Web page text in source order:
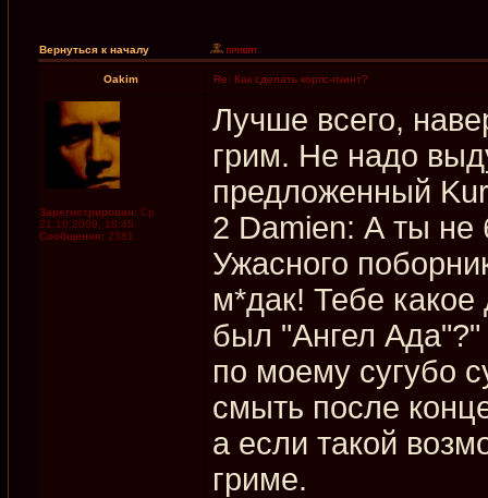
Вернуться к началу
Oakim Re: Как сделать корпс-пэинт?
Зарегистрирован: Ср
21.10.2009, 18:45
Сообщения: 2381
Лучше всего,
грим. Не надо
предложенный
2 Damien: А ты не
Ужасного
м*дак! Тебе
был "Ангел Ада"?"
по моему сугубо
смыть после
а если такой
гриме.